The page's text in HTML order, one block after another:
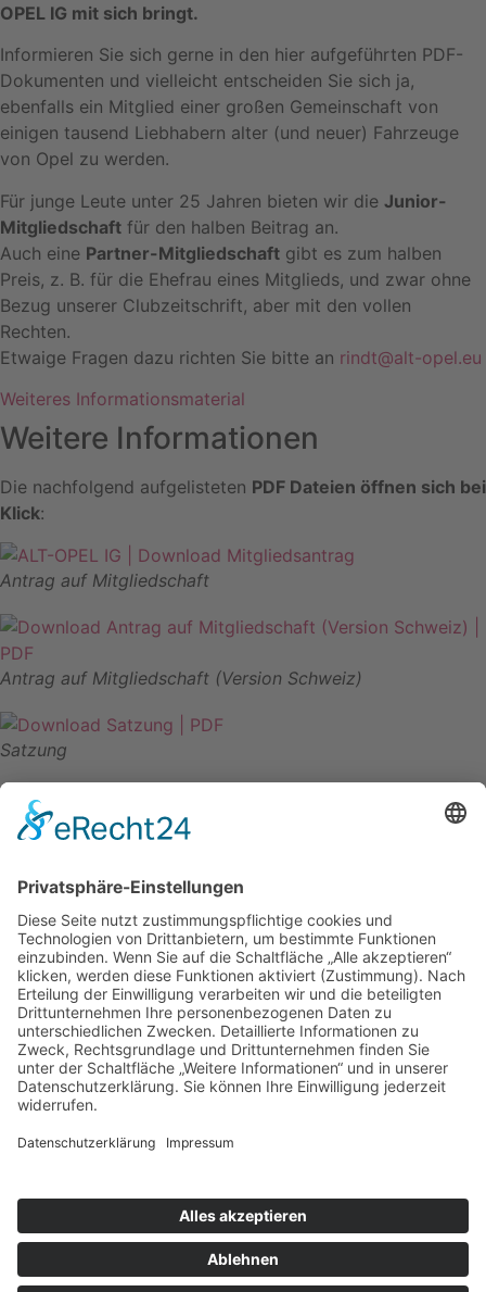
OPEL IG mit sich bringt.
Informieren Sie sich gerne in den hier aufgeführten PDF-
Dokumenten und vielleicht entscheiden Sie sich ja,
ebenfalls ein Mitglied einer großen Gemeinschaft von
einigen tausend Liebhabern alter (und neuer) Fahrzeuge
von Opel zu werden.
Für junge Leute unter 25 Jahren bieten wir die Junior-
Mitgliedschaft für den halben Beitrag an.
Auch eine Partner-Mitgliedschaft gibt es zum halben
Preis, z. B. für die Ehefrau eines Mitglieds, und zwar ohne
Bezug unserer Clubzeitschrift, aber mit den vollen
Rechten.
Etwaige Fragen dazu richten Sie bitte an rindt@alt-opel.eu
Weiteres Informationsmaterial
Weitere Informationen
Die nachfolgend aufgelisteten PDF Dateien öffnen sich bei
Klick:
Antrag auf Mitgliedschaft
Antrag auf Mitgliedschaft (Version Schweiz)
Satzung
Kontakt
Impressum
Facebook
Instagram
Umsetzung:DOUBLE-A-DESIGN
Kontakt
Impressum
Datenschutzerklärung
Mitgliederbereich
Facebook
Instagram
Umsetzung:DOUBLE-A-DESIGN
Suche
Hier können Sie die gesamte Webseite durchsuchen: